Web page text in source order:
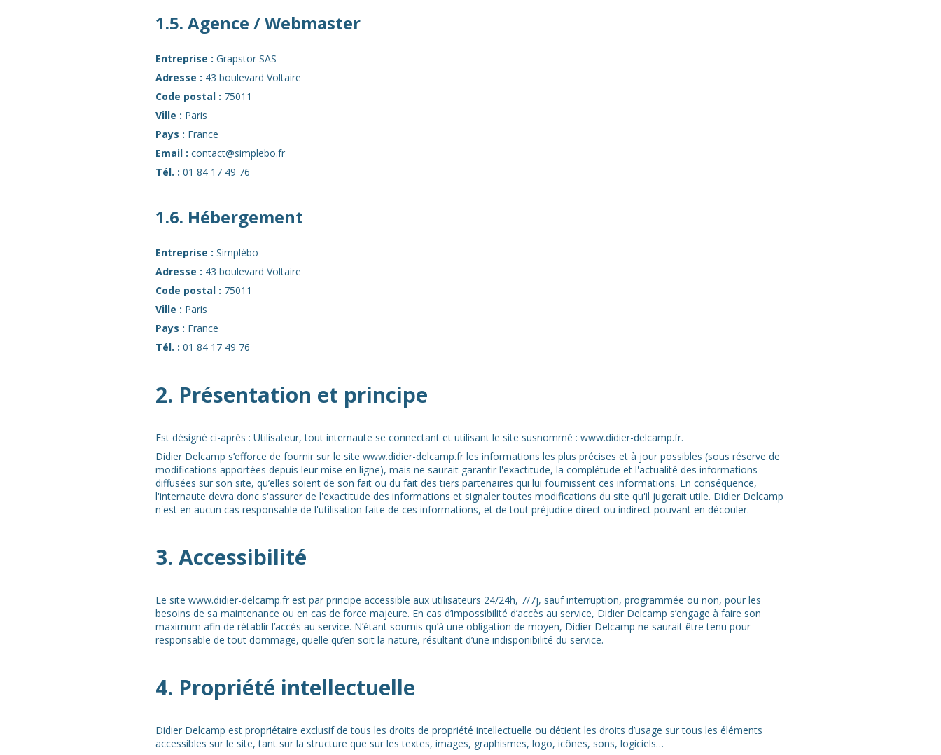
1.5. Agence / Webmaster
Entreprise : Grapstor SAS
Adresse : 43 boulevard Voltaire
Code postal : 75011
Ville : Paris
Pays : France
Email : contact@simplebo.fr
Tél. : 01 84 17 49 76
1.6. Hébergement
Entreprise : Simplébo
Adresse : 43 boulevard Voltaire
Code postal : 75011
Ville : Paris
Pays : France
Tél. : 01 84 17 49 76
2. Présentation et principe
Est désigné ci-après : Utilisateur, tout internaute se connectant et utilisant le site susnommé : www.didier-delcamp.fr.
Didier Delcamp s’efforce de fournir sur le site www.didier-delcamp.fr les informations les plus précises et à jour possibles (sous réserve de
modifications apportées depuis leur mise en ligne), mais ne saurait garantir l'exactitude, la complétude et l'actualité des informations
diffusées sur son site, qu’elles soient de son fait ou du fait des tiers partenaires qui lui fournissent ces informations. En conséquence,
l'internaute devra donc s'assurer de l'exactitude des informations et signaler toutes modifications du site qu'il jugerait utile. Didier Delcamp
n'est en aucun cas responsable de l'utilisation faite de ces informations, et de tout préjudice direct ou indirect pouvant en découler.
3. Accessibilité
Le site www.didier-delcamp.fr est par principe accessible aux utilisateurs 24/24h, 7/7j, sauf interruption, programmée ou non, pour les
besoins de sa maintenance ou en cas de force majeure. En cas d’impossibilité d’accès au service, Didier Delcamp s’engage à faire son
maximum afin de rétablir l’accès au service. N’étant soumis qu’à une obligation de moyen, Didier Delcamp ne saurait être tenu pour
responsable de tout dommage, quelle qu’en soit la nature, résultant d’une indisponibilité du service.
4. Propriété intellectuelle
Didier Delcamp est propriétaire exclusif de tous les droits de propriété intellectuelle ou détient les droits d’usage sur tous les éléments
accessibles sur le site, tant sur la structure que sur les textes, images, graphismes, logo, icônes, sons, logiciels…